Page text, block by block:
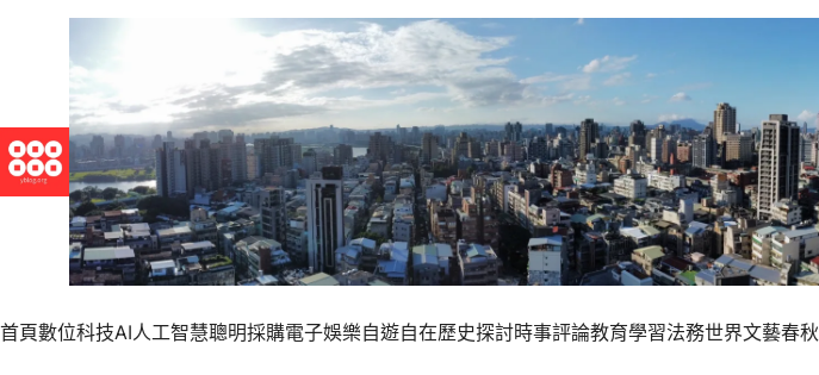
首頁數位科技AI人工智慧聰明採購電子娛樂自遊自在歷史探討時事評論教育學習法務世界文藝春秋